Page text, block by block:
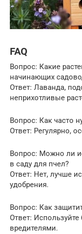
FAQ
Вопрос: Какие
начинающих
Ответ: Лаванда,
неприхотливые
Вопрос: Как часто
Ответ: Регулярно,
Вопрос: Можно ли
в саду для пчел?
Ответ: Нет, лучше
удобрения.
Вопрос: Как
Ответ:
вредителями.